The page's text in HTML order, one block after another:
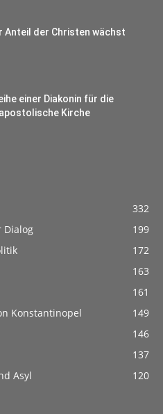
Anteil der Christen wächst
einer Diakonin für die
Kirche
332
Dialog
199
172
163
161
Konstantinopel
149
146
137
Asyl
120